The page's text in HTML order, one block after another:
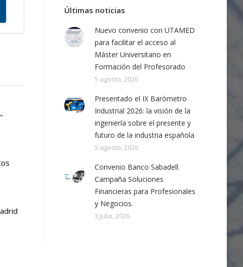
Últimas noticias
Nuevo convenio con UTAMED
para facilitar el acceso al
Máster Universitario en
Formación del Profesorado
5 agosto, 2026
Presentado el IX Barómetro
Industrial 2026: la visión de la
ingeniería sobre el presente y
futuro de la industria española
5 agosto, 2026
Convenio Banco Sabadell.
Campaña Soluciones
Financieras para Profesionales
y Negocios.
3 julio, 2026